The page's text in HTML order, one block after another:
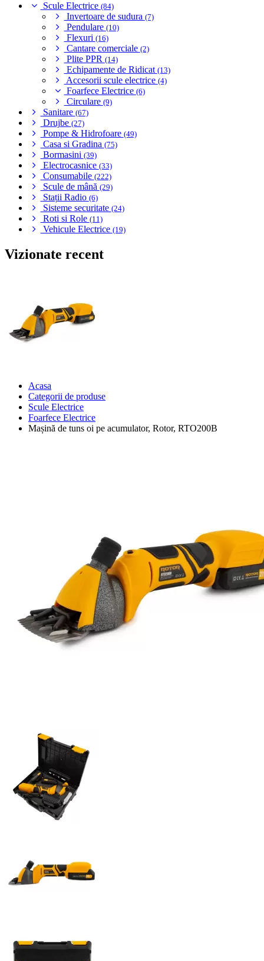
Scule Electrice (84)
Invertoare de sudura (7)
Pendulare (10)
Flexuri (16)
Cantare comerciale (2)
Plite PPR (14)
Echipamente de Ridicat (13)
Accesorii scule electrice (4)
Foarfece Electrice (6)
Circulare (9)
Sanitare (67)
Drujbe (27)
Pompe & Hidrofoare (49)
Casa si Gradina (75)
Bormasini (39)
Electrocasnice (33)
Consumabile (222)
Scule de mână (29)
Stații Radio (6)
Sisteme securitate (24)
Roti si Role (11)
Vehicule Electrice (19)
Vizionate recent
Acasa
Categorii de produse
Scule Electrice
Foarfece Electrice
Mașină de tuns oi pe acumulator, Rotor, RTO200B